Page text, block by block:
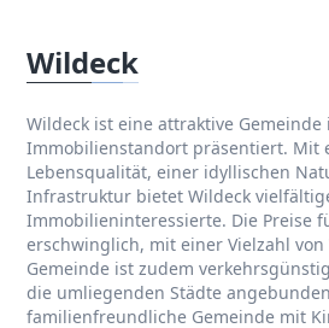
Wildeck
Wildeck ist eine attraktive Gemeinde
Immobilienstandort präsentiert. Mit
Lebensqualität, einer idyllischen
Infrastruktur bietet Wildeck
Immobilieninteressierte. Die Preise
erschwinglich, mit einer Vielzahl
Gemeinde ist zudem
die umliegenden Städte
familienfreundliche Gemeinde mit